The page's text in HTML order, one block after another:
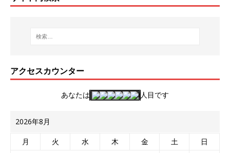
アクセスカウンター
あなたは 人目です
2026年8月
月 火 水 木 金 土
日